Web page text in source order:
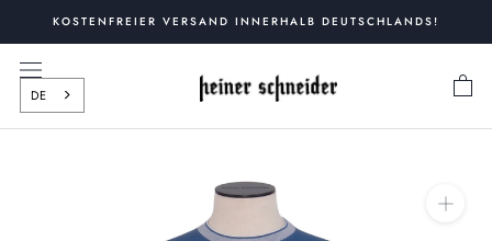
springen
KOSTENFREIER VERSAND INNERHALB DEUTSCHLANDS!
DE